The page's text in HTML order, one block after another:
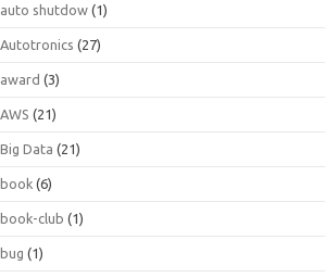
auto shutdow (1)
Autotronics (27)
award (3)
AWS (21)
Big Data (21)
book (6)
book-club (1)
bug (1)